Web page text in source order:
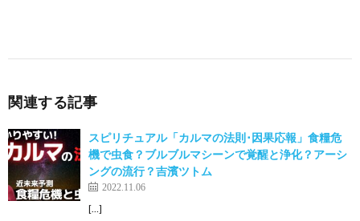
関連する記事
スピリチュアル「カルマの法則･因果応報」食糧危
機で虫食？ブルブルマシーンで覚醒と浄化？アーシ
ングの流行？吉濱ツトム
2022.11.06
[…]